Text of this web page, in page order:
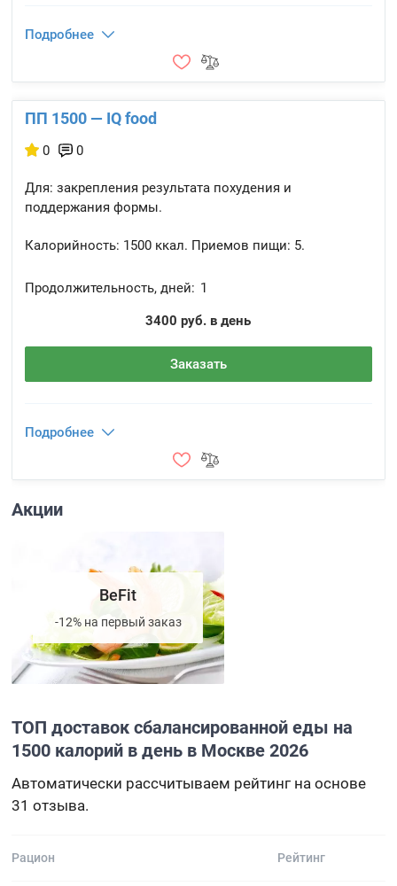
Подробнее
ПП 1500 — IQ food
0 0
Для: закрепления результата похудения и
поддержания формы.
Калорийность: 1500 ккал. Приемов пищи: 5.
Продолжительность, дней: 1
3400 руб. в день
Заказать
Подробнее
Акции
BeFit
-12% на первый заказ
ТОП доставок сбалансированной еды на
1500 калорий в день в Москве 2026
Автоматически рассчитываем рейтинг на основе
31 отзыва.
Рацион Рейтинг